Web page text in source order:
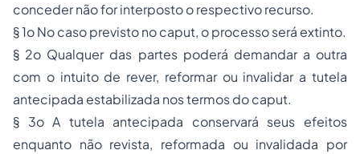
conceder não for interposto o respectivo recurso.
§ 1o No caso previsto no caput, o processo será extinto.
§ 2o Qualquer das partes poderá demandar a outra
com o intuito de rever, reformar ou invalidar a tutela
antecipada estabilizada nos termos do caput.
§ 3o A tutela antecipada conservará seus efeitos
enquanto não revista, reformada ou invalidada por